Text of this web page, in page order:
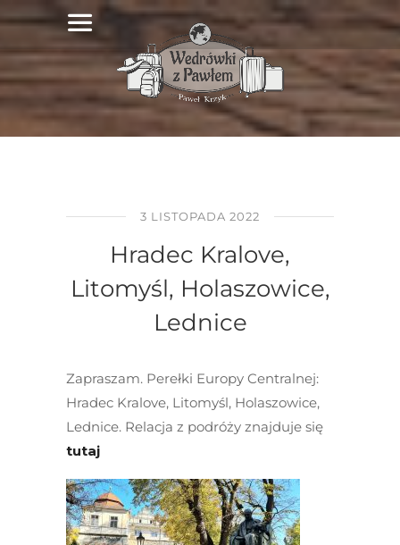
3 LISTOPADA 2022
Hradec Kralove,
Litomyśl, Holaszowice,
Lednice
Zapraszam. Perełki Europy Centralnej:
Hradec Kralove, Litomyśl, Holaszowice,
Lednice. Relacja z podróży znajduje się
tutaj